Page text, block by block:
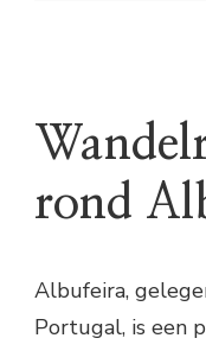
rond
Albufeira,
Portugal, is een